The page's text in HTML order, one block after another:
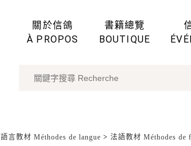
關於信鴿
À PROPOS
書籍總覽
BOUTIQUE
語言教材 Méthodes de langue > 法語教材 Méthodes de